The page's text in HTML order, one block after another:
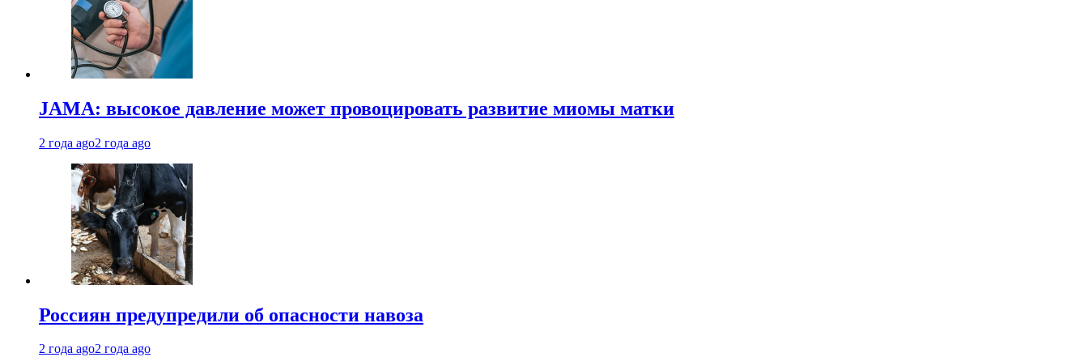
JAMA: высокое давление может провоцировать развитие миомы матки
2 года ago2 года ago
Россиян предупредили об опасности навоза
2 года ago2 года ago